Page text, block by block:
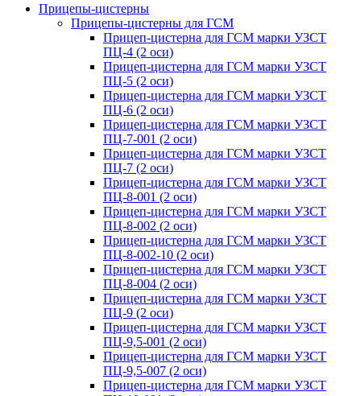
Прицепы-цистерны
Прицепы-цистерны для ГСМ
Прицеп-цистерна для ГСМ марки УЗСТ
ПЦ-4 (2 оси)
Прицеп-цистерна для ГСМ марки УЗСТ
ПЦ-5 (2 оси)
Прицеп-цистерна для ГСМ марки УЗСТ
ПЦ-6 (2 оси)
Прицеп-цистерна для ГСМ марки УЗСТ
ПЦ-7-001 (2 оси)
Прицеп-цистерна для ГСМ марки УЗСТ
ПЦ-7 (2 оси)
Прицеп-цистерна для ГСМ марки УЗСТ
ПЦ-8-001 (2 оси)
Прицеп-цистерна для ГСМ марки УЗСТ
ПЦ-8-002 (2 оси)
Прицеп-цистерна для ГСМ марки УЗСТ
ПЦ-8-002-10 (2 оси)
Прицеп-цистерна для ГСМ марки УЗСТ
ПЦ-8-004 (2 оси)
Прицеп-цистерна для ГСМ марки УЗСТ
ПЦ-9 (2 оси)
Прицеп-цистерна для ГСМ марки УЗСТ
ПЦ-9,5-001 (2 оси)
Прицеп-цистерна для ГСМ марки УЗСТ
ПЦ-9,5-007 (2 оси)
Прицеп-цистерна для ГСМ марки УЗСТ